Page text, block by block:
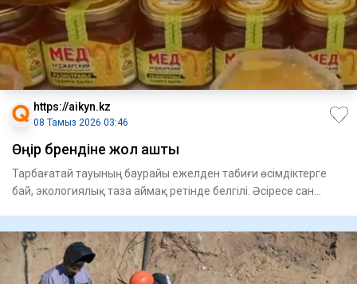
https://aikyn.kz
08 Тамыз 2026 03:46
Өңір брендіне жол ашты
Тарбағатай тауының баурайы ежелден табиғи өсімдіктерге
бай, экологиялық таза аймақ ретінде белгілі. Әсіресе сан